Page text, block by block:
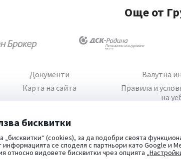
бисквитки
„бисквитки“ (cookies), за да подобри своята
информацията се споделя с партньори като Google и
относно видовете бисквитки чрез опцията
Още от
Документи
Карта на сайта
Валутна
Правила и
на